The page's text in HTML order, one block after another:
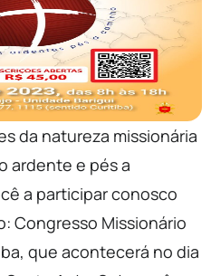
da natureza missionária
ardente e pés a
a participar conosco
Congresso Missionário
que acontecerá no dia